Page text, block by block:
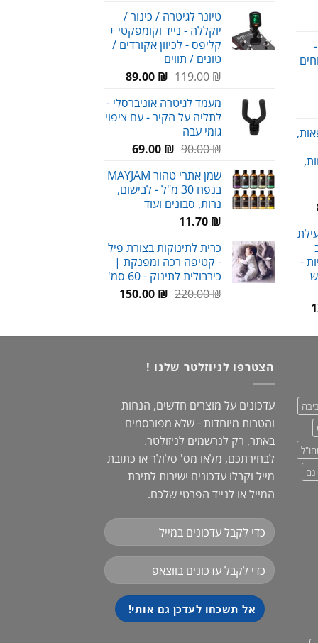
טווח
עד
-
המחיר
הוא:
היה:
135.00 ₪.
הוא:
95.00 ₪.
טיונר לגיטרה / כינור /
יוקללה - נייד וקומפקטי +
קליפס - לכיוון אקורדים /
טונים / תווים
119.00₪
המחיר
היה:
119.00 ₪.
89.00 ₪
המחיר
הוא:
89.00 ₪.
מעמד לגיטרה אוניברסלי -
לתליה על הקיר - עם ציפוי
גומי עבה
90.00₪
המחיר
היה:
90.00 ₪.
69.00 ₪
המחיר
הוא:
69.00 ₪.
שמן אתרי טהור MAYJAM
בנפח 30 מ"ל - לבישום,
נרות, סבונים ועוד
11.70 ₪
כרית לתינוקות בצורת פיל
- קטיפה רכה ומפנקת |
כירבולית לתינוק - 60 סמ'
220.00₪
המחיר
220.00 ₪.
150.00 ₪
המחיר
150.00 ₪.
הצטרפו לניוזלטר שלנו !
עדכונים על מוצרים חדשים, הנחות
והטבות מיוחדות - שלא מפורסמים
באתר, רק לנרשמים לניזולטר.
לבחירתכם, מלאו מס' סלולר או כתובת
מייל וקבלו עדכונים ישירות לתיבת
המייל או לנייד הפרטי שלכם.